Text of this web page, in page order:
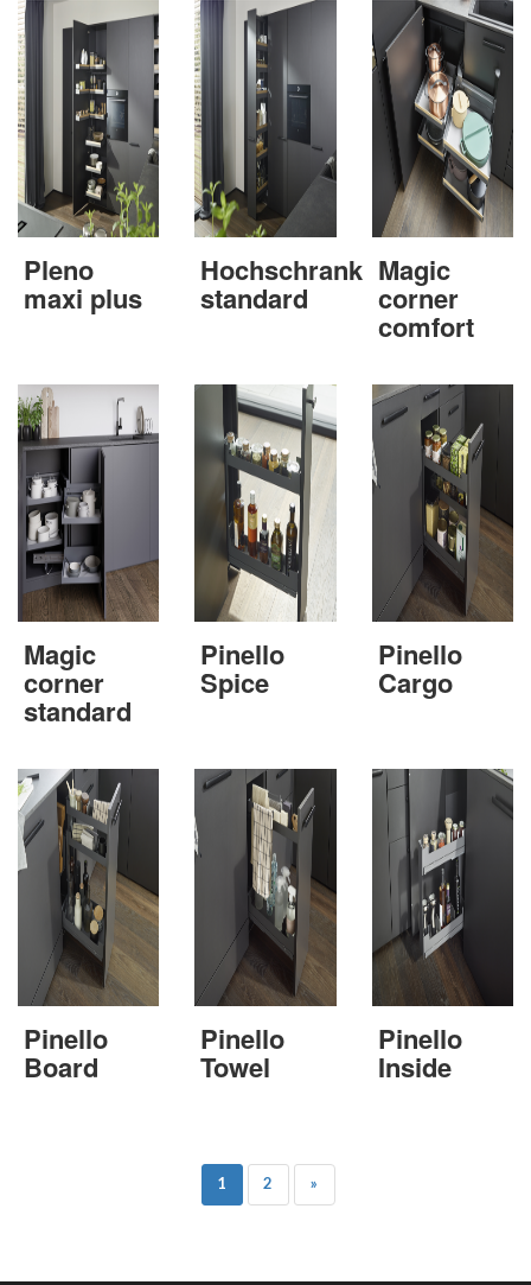
Pleno
maxi plus
Hochschrank
standard
Magic
corner
comfort
Magic
corner
standard
Pinello
Spice
Pinello
Cargo
Pinello
Board
Pinello
Towel
Pinello
Inside
1 2 »